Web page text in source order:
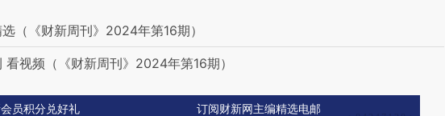
（《财新周刊》2024年第16期）
视频（《财新周刊》2024年第16期）
员积分兑好礼 订阅财新网主编精选电邮